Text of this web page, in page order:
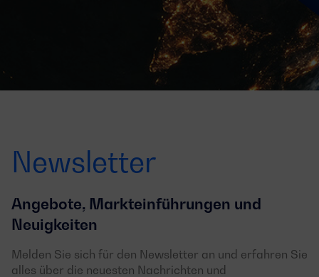
Newsletter
Angebote, Markteinführungen und
Neuigkeiten
Melden Sie sich für den Newsletter an und erfahren Sie
alles über die neuesten Nachrichten und